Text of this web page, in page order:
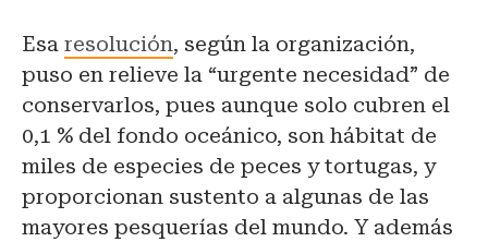
Esa resolución, según la organización,
puso en relieve la “urgente necesidad” de
conservarlos, pues aunque solo cubren el
0,1 % del fondo oceánico, son hábitat de
miles de especies de peces y tortugas, y
proporcionan sustento a algunas de las
mayores pesquerías del mundo. Y además